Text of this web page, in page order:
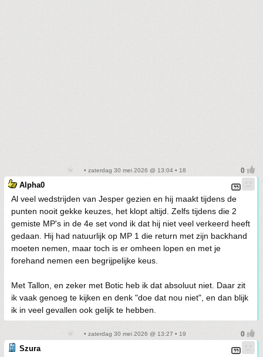
• zaterdag 30 mei 2026 @ 13:04 • 18
Alpha0
Al veel wedstrijden van Jesper gezien en hij maakt tijdens de
punten nooit gekke keuzes, het klopt altijd. Zelfs tijdens die 2
gemiste MP's in de 4e set vond ik dat hij niet veel verkeerd heeft
gedaan. Hij had natuurlijk op MP 1 die return met zijn backhand
moeten nemen, maar toch is er omheen lopen en met je
forehand nemen een begrijpelijke keus.
Met Tallon, en zeker met Botic heb ik dat absoluut niet. Daar zit
ik vaak genoeg te kijken en denk "doe dat nou niet", en dan blijk
ik in veel gevallen ook gelijk te hebben.
• zaterdag 30 mei 2026 @ 13:27 • 19
Szura